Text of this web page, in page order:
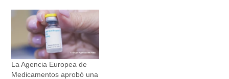
La Agencia Europea de
Medicamentos aprobó una